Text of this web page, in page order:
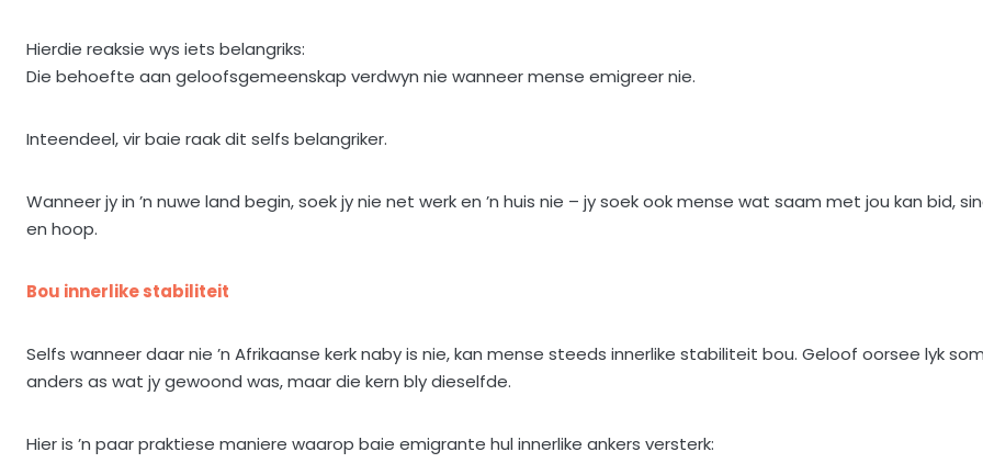
Hierdie reaksie wys iets belangriks:
Die behoefte aan geloofsgemeenskap verdwyn nie wanneer mense emigreer nie.
Inteendeel, vir baie raak dit selfs belangriker.
Wanneer jy in ’n nuwe land begin, soek jy nie net werk en ’n huis nie – jy soek ook mense wat saam met jou kan bid,
en hoop.
Bou innerlike stabiliteit
Selfs wanneer daar nie ’n Afrikaanse kerk naby is nie, kan mense steeds innerlike stabiliteit bou. Geloof oorsee lyk
anders as wat jy gewoond was, maar die kern bly dieselfde.
Hier is ’n paar praktiese maniere waarop baie emigrante hul innerlike ankers versterk: